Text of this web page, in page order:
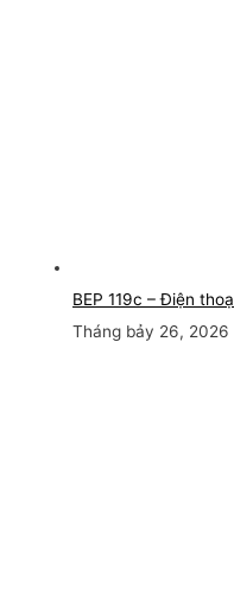
BEP 119c – Điện
Tháng bảy 26, 2026